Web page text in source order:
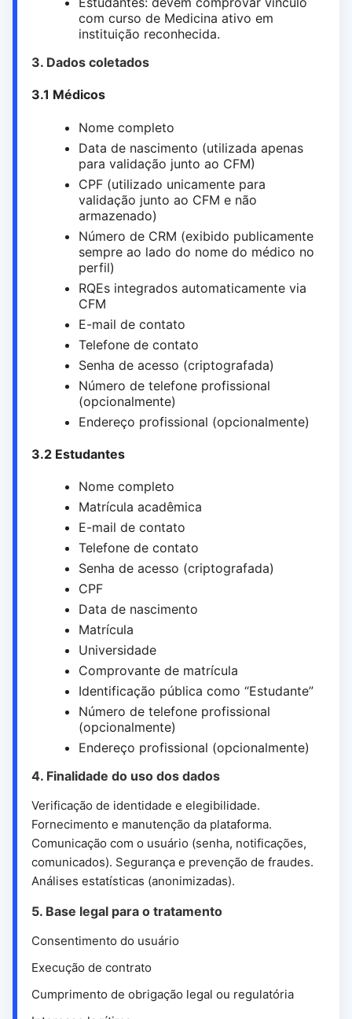
com curso de Medicina ativo em
instituição reconhecida.
3. Dados coletados
3.1 Médicos
Nome completo
Data de nascimento (utilizada apenas
para validação junto ao CFM)
CPF (utilizado unicamente para
validação junto ao CFM e não
armazenado)
Número de CRM (exibido publicamente
sempre ao lado do nome do médico no
perfil)
RQEs integrados automaticamente via
CFM
E-mail de contato
Telefone de contato
Senha de acesso (criptografada)
Número de telefone profissional
(opcionalmente)
Endereço profissional (opcionalmente)
3.2 Estudantes
Nome completo
Matrícula acadêmica
E-mail de contato
Telefone de contato
Senha de acesso (criptografada)
CPF
Data de nascimento
Matrícula
Universidade
Comprovante de matrícula
Identificação pública como “Estudante”
Número de telefone profissional
(opcionalmente)
Endereço profissional (opcionalmente)
4. Finalidade do uso dos dados
Verificação de identidade e elegibilidade.
Fornecimento e manutenção da plataforma.
Comunicação com o usuário (senha, notificações,
comunicados). Segurança e prevenção de fraudes.
Análises estatísticas (anonimizadas).
5. Base legal para o tratamento
Consentimento do usuário
Execução de contrato
Cumprimento de obrigação legal ou regulatória